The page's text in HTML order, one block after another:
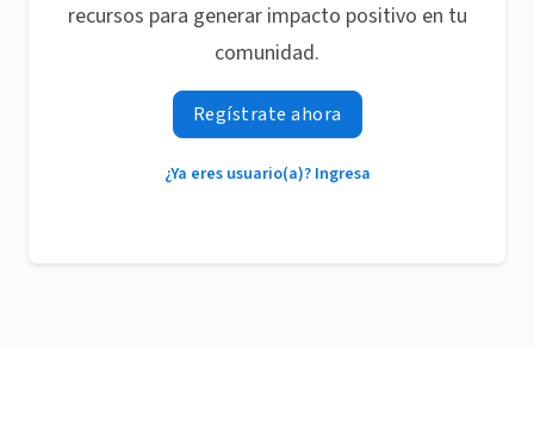
recursos para generar impacto positivo en tu
comunidad.
Regístrate ahora
¿Ya eres usuario(a)? Ingresa